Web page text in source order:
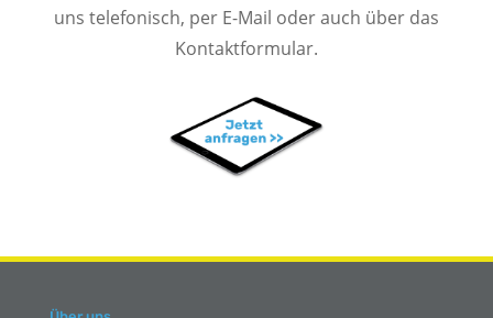
uns telefonisch, per E-Mail oder auch über das
Kontaktformular.